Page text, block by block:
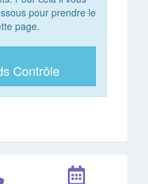
pour prendre le
page.
Contrôle